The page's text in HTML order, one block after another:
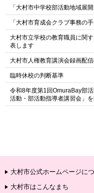
「大村市中学校部活動地域展
「大村市育成会クラブ事務の
大村市立学校の教育職員に関
表します
大村市人権教育講演会録画配
臨時休校の判断基準
令和8年度第1回OmuraBay部
活動・部活動指導者講習会」
大村市公式ホームページに
大村市はこんなまち